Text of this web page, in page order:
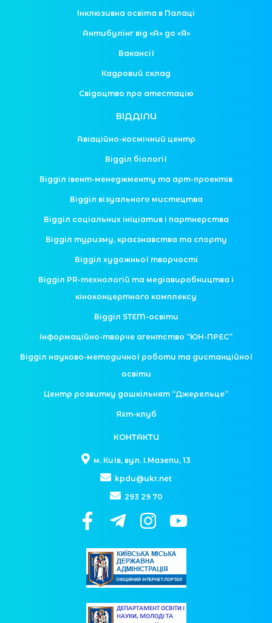
Інклюзивна освіта в Палаці
Антибулінг від «А» до «Я»
Вакансії
Кадровий склад
Свідоцтво про атестацію
ВІДДІЛИ
Авіаційно-космічний центр
Відділ біології
Відділ івент-менеджменту та арт-проектів
Відділ візуального мистецтва
Відділ соціальних ініціатив і партнерства
Відділ туризму, краєзнавства та спорту
Відділ художньої творчості
Відділ PR-технологій та медіавиробництва і
кіноконцертного комплексу
Відділ STEM-освіти
Інформаційно-творче агентство “ЮН-ПРЕС”
Відділ науково-методичної роботи та дистанційної
освіти
Центр розвитку дошкільнят “Джерельце”
Яхт-клуб
КОНТАКТИ
м. Київ, вул. І.Мазепи, 13
kpdu@ukr.net
293 29 70